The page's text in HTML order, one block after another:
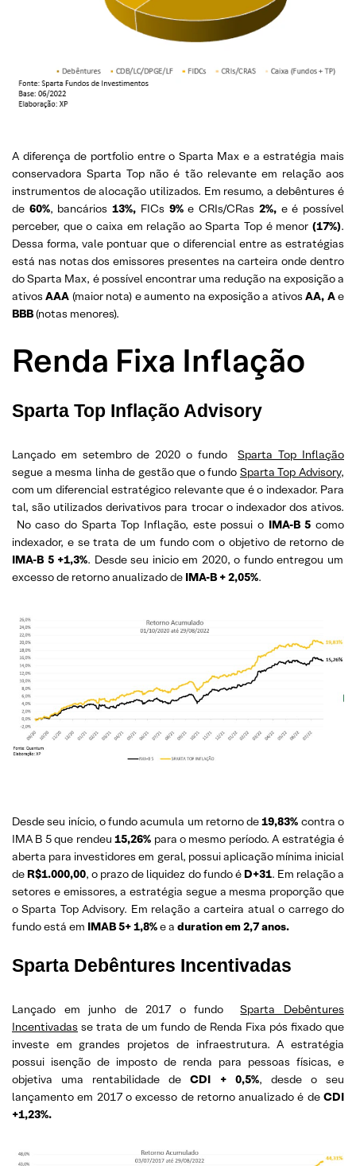
A diferença de portfolio entre o Sparta Max e a estratégia mais
conservadora Sparta Top não é tão relevante em relação aos
instrumentos de alocação utilizados. Em resumo, a debêntures é
de 60%, bancários13%, FICs 9%e CRIs/CRas 2%,e é possível
perceber, que o caixa em relação ao Sparta Top é menor (17%).
Dessa forma, vale pontuar que o diferencial entre as estratégias
está nas notas dos emissores presentes na carteira onde dentro
do Sparta Max, é possível encontrar uma redução na exposição a
ativosAAA (maior nota) e aumento na exposição a ativos AA, Ae
BBB(notas menores).
Renda Fixa Inflação
Sparta Top Inflação Advisory
Lançado em setembro de 2020 o fundoSparta Top Inflação
segue a mesma linha de gestão que o fundo Sparta Top Advisory,
com um diferencial estratégico relevante que é o indexador. Para
tal, são utilizados derivativos para trocar o indexador dos ativos.
No caso do Sparta Top Inflação, este possui o IMA-B 5 como
indexador, e se trata de um fundo com o objetivo de retorno de
IMA-B 5 +1,3%. Desde seu inicio em 2020, o fundo entregou um
excesso de retorno anualizado de IMA-B + 2,05%.
Desde seu início, o fundo acumula um retorno de19,83% contra o
IMA B 5 que rendeu15,26% para o mesmo período. A estratégia é
aberta para investidores em geral, possui aplicação mínima inicial
de R$1.000,00, o prazo de liquidez do fundo éD+31. Em relação a
setores e emissores, a estratégia segue a mesma proporção que
o Sparta Top Advisory. Em relação a carteira atual o carrego do
fundo está em IMAB 5+ 1,8%e a duration em 2,7 anos.
Sparta Debêntures Incentivadas
Lançado em junho de 2017 o fundoSparta Debêntures
Incentivadas se trata de um fundo de Renda Fixa pós fixado que
investe em grandes projetos de infraestrutura. A estratégia
possui isenção de imposto de renda para pessoas físicas, e
objetiva uma rentabilidade deCDI + 0,5%, desde o seu
lançamento em 2017 o excesso de retorno anualizado é deCDI
+1,23%.